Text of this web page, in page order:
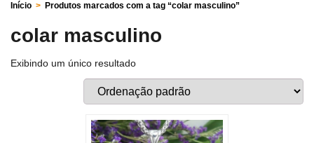
Início > Produtos marcados com a tag “colar masculino”
colar masculino
Exibindo um único resultado